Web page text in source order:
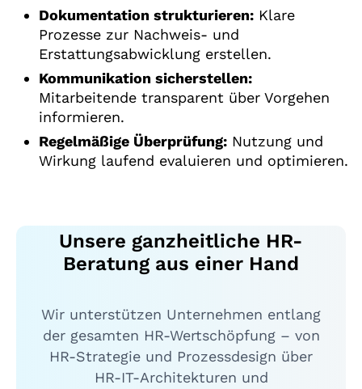
Dokumentation strukturieren: Klare
Prozesse zur Nachweis- und
Erstattungsabwicklung erstellen.
Kommunikation sicherstellen:
Mitarbeitende transparent über Vorgehen
informieren.
Regelmäßige Überprüfung: Nutzung und
Wirkung laufend evaluieren und optimieren.
Unsere ganzheitliche HR-
Beratung aus einer Hand
Wir unterstützen Unternehmen entlang
der gesamten HR-Wertschöpfung – von
HR-Strategie und Prozessdesign über
HR-IT-Architekturen und